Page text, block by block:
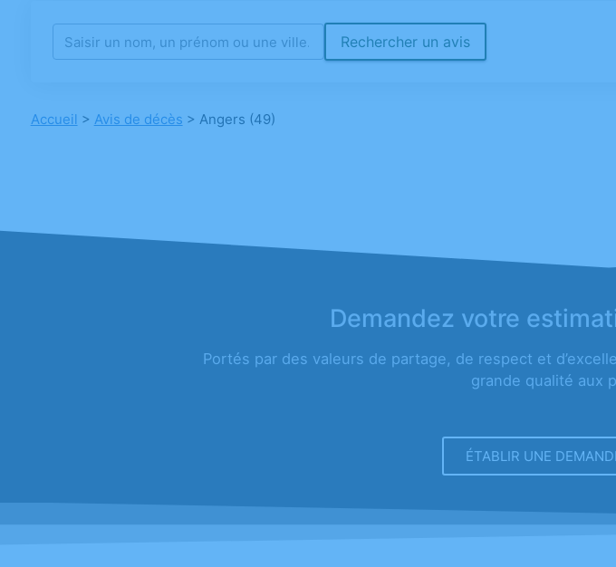
Rechercher un avis
Accueil > Avis de décès > Angers (49)
Demandez votre
Portés par des valeurs de partage, de respect et
grande qualité aux
ÉTABLIR UNE